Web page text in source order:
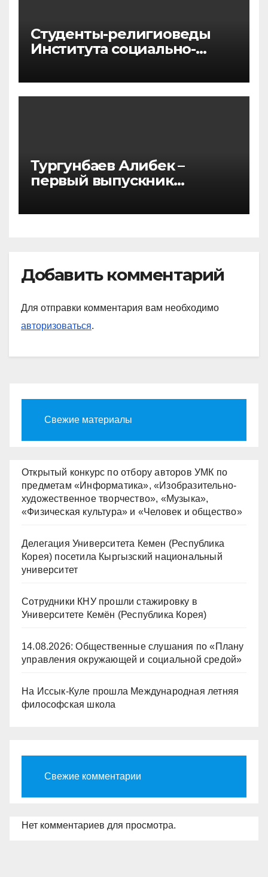
Студенты-религиоведы
Института социально-
прибыли в г. Стамбул для
участия в Международной
Тургунбаев Алибек –
первый выпускник
диплома по направлению
Добавить комментарий
Для отправки комментария вам необходимо
авторизоваться.
Свежие материалы
Открытый конкурс по отбору авторов УМК по
предметам «Информатика», «Изобразительно-
художественное творчество», «Музыка»,
«Физическая культура» и «Человек и общество»
Делегация Университета Кемен (Республика
Корея) посетила Кыргызский национальный
университет
Сотрудники КНУ прошли стажировку в
Университете Кемён (Республика Корея)
14.08.2026: Общественные слушания по «Плану
управления окружающей и социальной средой»
На Иссык-Куле прошла Международная летняя
философская школа
Свежие комментарии
Нет комментариев для просмотра.